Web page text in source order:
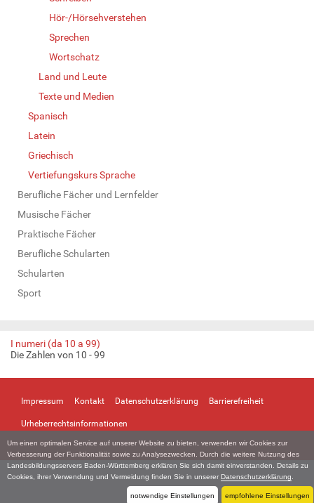
Um einen optimalen Service auf unserer Website zu bieten, verwenden wir Cookies zur
Verbesserung der Funktionalität sowie zu Analysezwecken. Durch die weitere Nutzung des
Landesbildungsservers Baden-Württemberg erklären Sie sich damit einverstanden. Details zu
Cookies, ihrer Verwendung und Vermeidung finden Sie in unserer Datenschutzerklärung
notwendige Einstellungen empfohlene Einstellungen
Hör-/Hörsehverstehen
Sprechen
Wortschatz
Land und Leute
Texte und Medien
Spanisch
Latein
Griechisch
Vertiefungskurs Sprache
Berufliche Fächer und Lernfelder
Musische Fächer
Praktische Fächer
Berufliche Schularten
Schularten
Sport
I numeri (da 10 a 99)
Die Zahlen von 10 - 99
Impressum Kontakt Datenschutzerklärung Barrierefreiheit
Urheberrechtsinformationen